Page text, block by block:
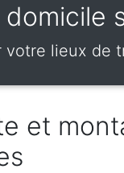
lieux de
et